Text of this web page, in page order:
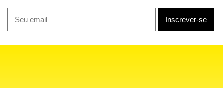
cortar 3.600 postos até 2008. Trabalham na unidade 12 mil
pessoas, das quais 8 mil na produção.